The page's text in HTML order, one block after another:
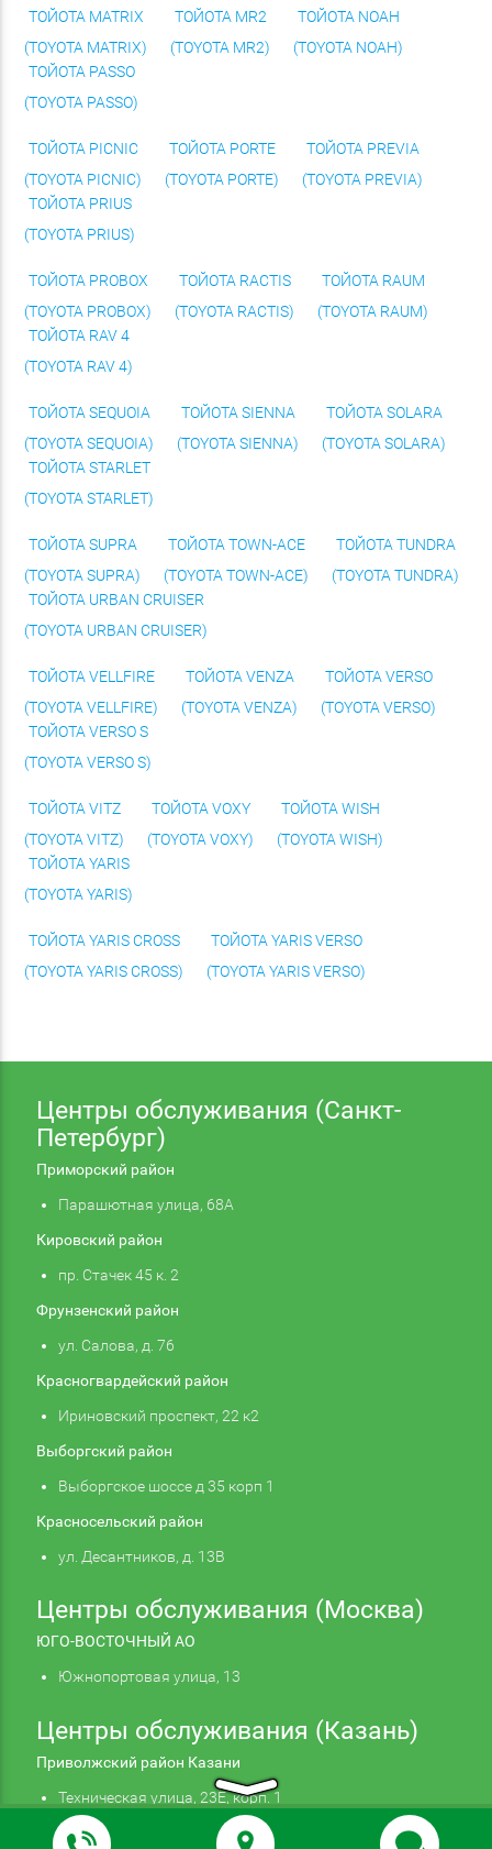
ТОЙОТА MATRIX
(TOYOTA MATRIX)
ТОЙОТА MR2
(TOYOTA MR2)
ТОЙОТА NOAH
(TOYOTA NOAH)
ТОЙОТА PASSO
(TOYOTA PASSO)
ТОЙОТА PICNIC
(TOYOTA PICNIC)
ТОЙОТА PORTE
(TOYOTA PORTE)
ТОЙОТА PREVIA
(TOYOTA PREVIA)
ТОЙОТА PRIUS
(TOYOTA PRIUS)
ТОЙОТА PROBOX
(TOYOTA PROBOX)
ТОЙОТА RACTIS
(TOYOTA RACTIS)
ТОЙОТА RAUM
(TOYOTA RAUM)
ТОЙОТА RAV 4
(TOYOTA RAV 4)
ТОЙОТА SEQUOIA
(TOYOTA SEQUOIA)
ТОЙОТА SIENNA
(TOYOTA SIENNA)
ТОЙОТА SOLARA
(TOYOTA SOLARA)
ТОЙОТА STARLET
(TOYOTA STARLET)
ТОЙОТА SUPRA
(TOYOTA SUPRA)
ТОЙОТА TOWN-ACE
(TOYOTA TOWN-ACE)
ТОЙОТА TUNDRA
(TOYOTA TUNDRA)
ТОЙОТА URBAN CRUISER
(TOYOTA URBAN CRUISER)
ТОЙОТА VELLFIRE
(TOYOTA VELLFIRE)
ТОЙОТА VENZA
(TOYOTA VENZA)
ТОЙОТА VERSO
(TOYOTA VERSO)
ТОЙОТА VERSO S
(TOYOTA VERSO S)
ТОЙОТА VITZ
(TOYOTA VITZ)
ТОЙОТА VOXY
(TOYOTA VOXY)
ТОЙОТА WISH
(TOYOTA WISH)
ТОЙОТА YARIS
(TOYOTA YARIS)
ТОЙОТА YARIS CROSS
(TOYOTA YARIS CROSS)
ТОЙОТА YARIS VERSO
(TOYOTA YARIS VERSO)
Центры обслуживания (Санкт-
Петербург)
Приморский район
Парашютная улица, 68А
Кировский район
пр. Стачек 45 к. 2
Фрунзенский район
ул. Салова, д. 76
Красногвардейский район
Ириновский проспект, 22 к2
Выборгский район
Выборгское шоссе д 35 корп 1
Красносельский район
ул. Десантников, д. 13В
Центры обслуживания (Москва)
ЮГО-ВОСТОЧНЫЙ АО
Южнопортовая улица, 13
Центры обслуживания (Казань)
Приволжский район Казани
Техническая улица, 23Е, корп. 1
Подтверждаю
Продолжая использовать наш сайт, вы даете